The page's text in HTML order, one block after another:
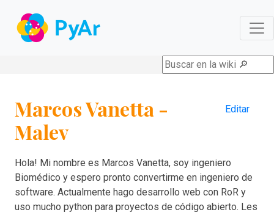
Editar
Marcos Vanetta -
Malev
Hola! Mi nombre es Marcos Vanetta, soy ingeniero
Biomédico y espero pronto convertirme en ingeniero de
software. Actualmente hago desarrollo web con RoR y
uso mucho python para proyectos de código abierto. Les